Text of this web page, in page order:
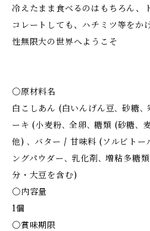
冷えたまま食べるのはもちろん、
コレートしても、ハチミツ等をか
性無限大の世界へようこそ
〇原材料名
白こしあん (白いんげん豆､ 砂糖､
ーキ (小麦粉､ 全卵､ 糖類 (砂糖､
他) ､ バター / 甘味料 (ソルビトー
ングパウダー､ 乳化剤､ 増粘多糖
分・大豆を含む)
〇内容量
1個
〇賞味期限